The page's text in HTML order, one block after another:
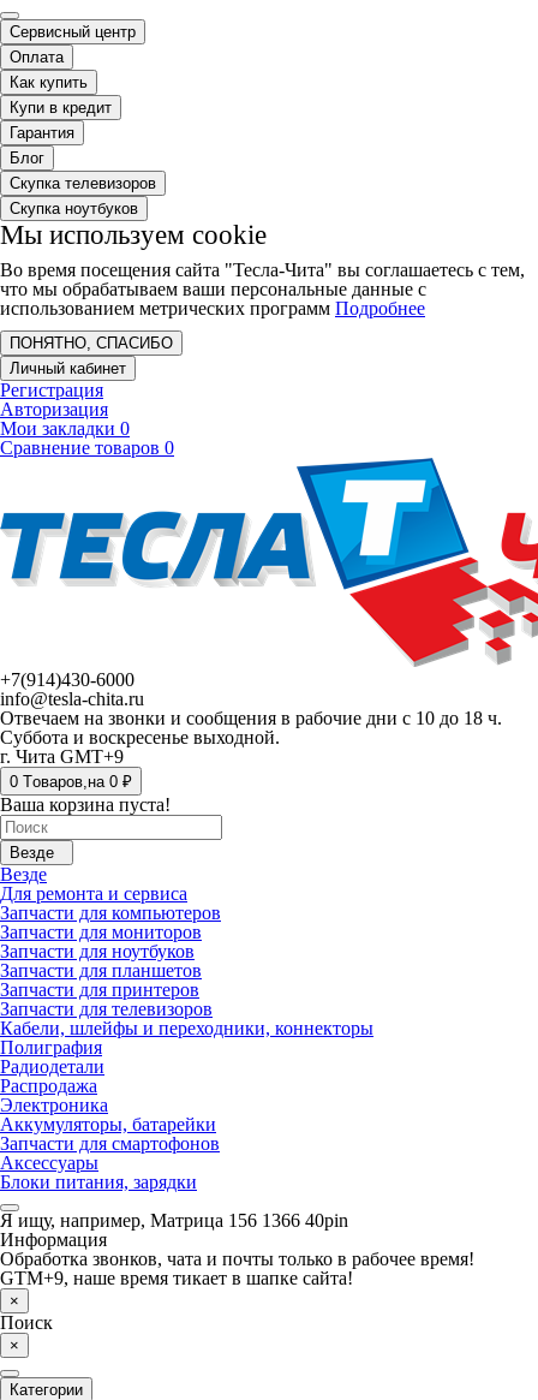
Сервисный центр
Оплата
Как купить
Купи в кредит
Гарантия
Блог
Скупка телевизоров
Скупка ноутбуков
Мы используем cookie
Во время посещения сайта "Тесла-Чита" вы соглашаетесь с тем,
что мы обрабатываем ваши персональные данные с
использованием метрических программ Подробнее
ПОНЯТНО, СПАСИБО
Личный кабинет
Регистрация
Авторизация
Мои закладки 0
Сравнение товаров 0
+7(914)430-6000
info@tesla-chita.ru
Отвечаем на звонки и сообщения в рабочие дни с 10 до 18 ч.
Суббота и воскресенье выходной.
г. Чита GMT+9
0 Tоваров,на 0 ₽
Ваша корзина пуста!
Везде
Везде
Для ремонта и сервиса
Запчасти для компьютеров
Запчасти для мониторов
Запчасти для ноутбуков
Запчасти для планшетов
Запчасти для принтеров
Запчасти для телевизоров
Кабели, шлейфы и переходники, коннекторы
Полиграфия
Радиодетали
Распродажа
Электроника
Аккумуляторы, батарейки
Запчасти для смартофонов
Аксессуары
Блоки питания, зарядки
Я ищу, например, Матрица 156 1366 40pin
Информация
Обработка звонков, чата и почты только в рабочее время!
GTM+9, наше время тикает в шапке сайта!
×
Поиск
×
Категории